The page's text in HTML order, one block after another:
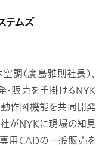
テムズ
調（廣島雅則社長）、
・販売を手掛けるNYK
作図機能を共同開発
社がNYKに現場の知見
用CADの一般販売を